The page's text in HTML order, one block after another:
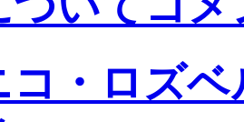
コ・ロズ